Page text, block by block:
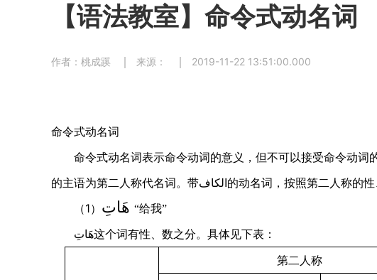
【语法教室】命令式动名词
作者：桃成蹊 来源： 2019-11-22 13:51:00.000
命令式动名词
命令式动名词表示命令动词的意义，但不可以接受命令动词
的主语为第二人称代名词。带الكاف 的动名词，按照第二人称的
（1） هَاتِ “给我”
هَاتِ这个词有性、数之分。具体见下表：
第二人称